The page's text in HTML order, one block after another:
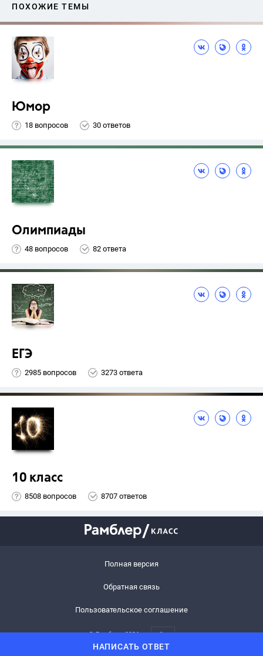
НАПИСАТЬ ОТВЕТ
ПОХОЖИЕ ТЕМЫ
Юмор
18 вопросов 30 ответов
Олимпиады
48 вопросов 82 ответа
ЕГЭ
2985 вопросов 3273 ответа
10 класс
8508 вопросов 8707 ответов
Полная версия
Обратная связь
Пользовательское соглашение
© Рамблер,2026 6+